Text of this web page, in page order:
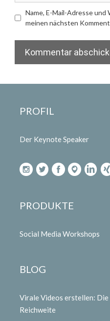
Name, E-Mail-Adresse
meinen nächsten
PROFIL
Der Keynote Speaker
PRODUKTE
Social Media Workshops
BLOG
Virale Videos erstellen:
Reichweite